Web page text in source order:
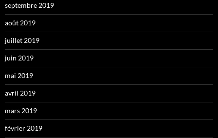
septembre 2019
août 2019
juillet 2019
juin 2019
mai 2019
avril 2019
mars 2019
février 2019